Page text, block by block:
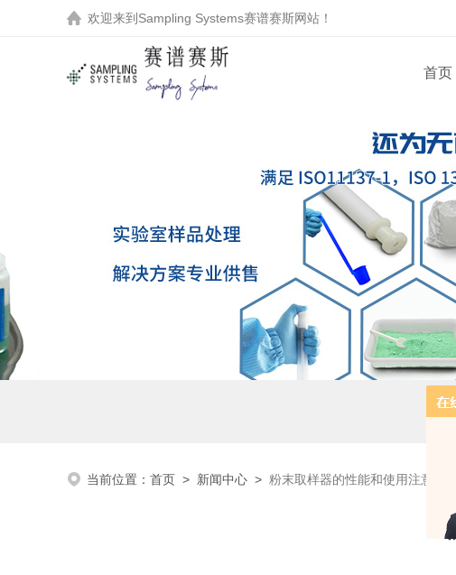
欢迎来到 Sampling Systems赛谱赛斯网站！
首页
当前位置： 首页 > 新闻中心 > 粉末取样器的性能和使用注意事项